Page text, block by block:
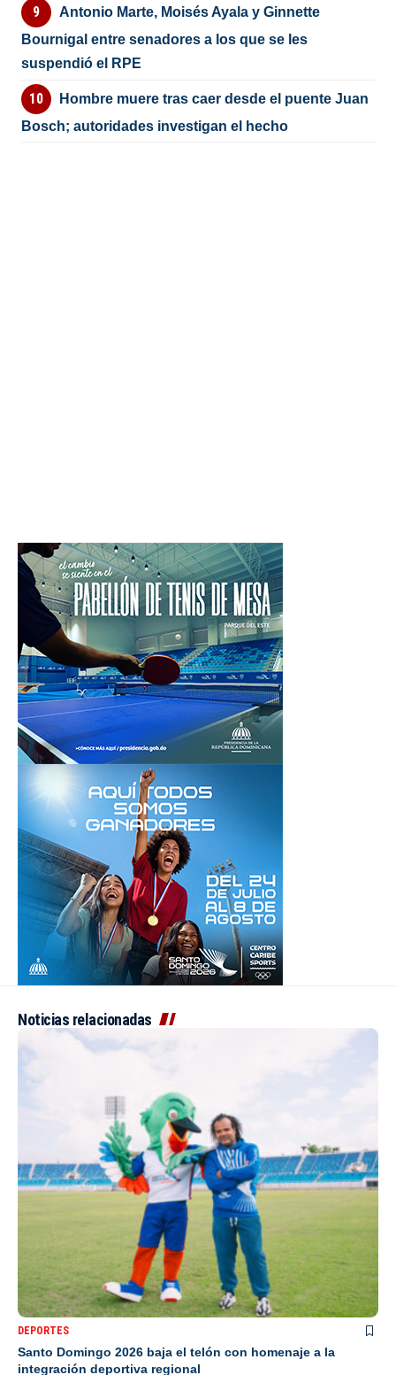
Antonio Marte, Moisés Ayala y Ginnette
Bournigal entre senadores a los que se les
suspendió el RPE
Hombre muere tras caer desde el puente Juan
Bosch; autoridades investigan el hecho
Noticias relacionadas
DEPORTES
Santo Domingo 2026 baja el telón con homenaje a la
integración deportiva regional